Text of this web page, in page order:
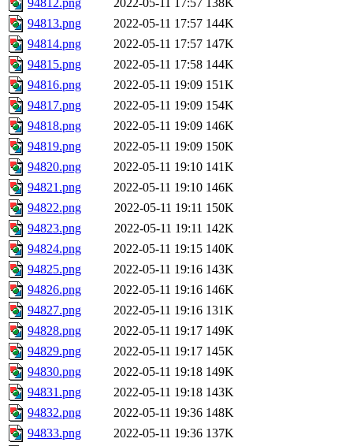
94812.png
2022-05-11 17:57 138K
94813.png
2022-05-11 17:57 144K
94814.png
2022-05-11 17:57 147K
94815.png
2022-05-11 17:58 144K
94816.png
2022-05-11 19:09 151K
94817.png
2022-05-11 19:09 154K
94818.png
2022-05-11 19:09 146K
94819.png
2022-05-11 19:09 150K
94820.png
2022-05-11 19:10 141K
94821.png
2022-05-11 19:10 146K
94822.png
2022-05-11 19:11 150K
94823.png
2022-05-11 19:11 142K
94824.png
2022-05-11 19:15 140K
94825.png
2022-05-11 19:16 143K
94826.png
2022-05-11 19:16 146K
94827.png
2022-05-11 19:16 131K
94828.png
2022-05-11 19:17 149K
94829.png
2022-05-11 19:17 145K
94830.png
2022-05-11 19:18 149K
94831.png
2022-05-11 19:18 143K
94832.png
2022-05-11 19:36 148K
94833.png
2022-05-11 19:36 137K